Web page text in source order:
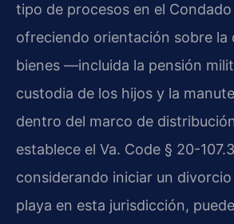
tipo de procesos en el Condado
ofreciendo orientación sobre la
bienes —incluida la pensión
custodia de los hijos y la
dentro del marco de
establece el Va. Code § 20-
considerando iniciar un
playa en esta jurisdicción,